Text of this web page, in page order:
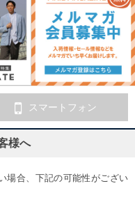
スマートフォン
様へ
場合、下記の可能性がござい